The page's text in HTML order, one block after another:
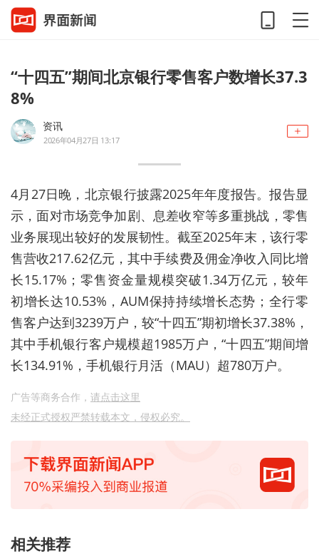
“十四五”期间北京银行零售客户数增长37.3
8%
资讯
2026年04月27日 13:17
4月27日晚，北京银行披露2025年年度报告。报告显
示，面对市场竞争加剧、息差收窄等多重挑战，零售
业务展现出较好的发展韧性。截至2025年末，该行零
售营收217.62亿元，其中手续费及佣金净收入同比增
长15.17%；零售资金量规模突破1.34万亿元，较年
初增长达10.53%，AUM保持持续增长态势；全行零
售客户达到3239万户，较“十四五”期初增长37.38%，
其中手机银行客户规模超1985万户，“十四五”期间增
长134.91%，手机银行月活（MAU）超780万户。
广告等商务合作， 请点击这里
未经正式授权严禁转载本文，侵权必究。
相关推荐